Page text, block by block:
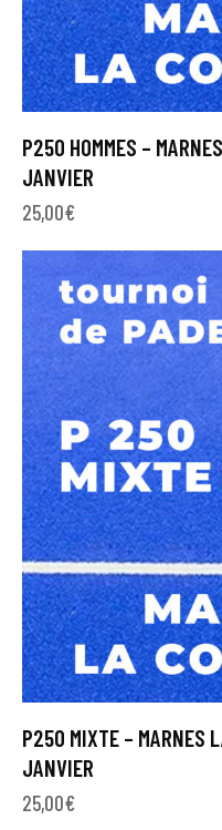
P250 HOMMES –
JANVIER
25,00€
P250 MIXTE – MARNES
JANVIER
25,00€